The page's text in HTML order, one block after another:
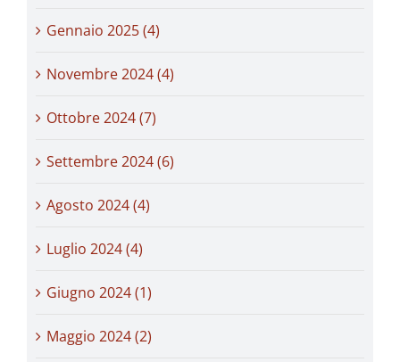
Gennaio 2025 (4)
Novembre 2024 (4)
Ottobre 2024 (7)
Settembre 2024 (6)
Agosto 2024 (4)
Luglio 2024 (4)
Giugno 2024 (1)
Maggio 2024 (2)